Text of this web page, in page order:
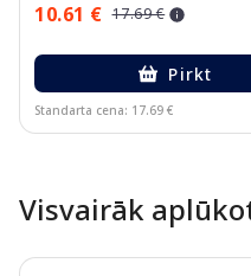
10.61 € 17.69 €
Pirkt
Standarta cena: 17.69 €
Visvairāk